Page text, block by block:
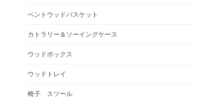
ベントウッドバスケット
カトラリー＆ソーイングケース
ウッドボックス
ウッドトレイ
椅子 スツール